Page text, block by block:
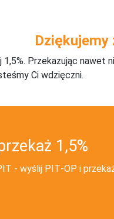
Dziękujemy
Przekazując
Ci wdzięczni.
1,5%
- wyślij PIT‑OP i